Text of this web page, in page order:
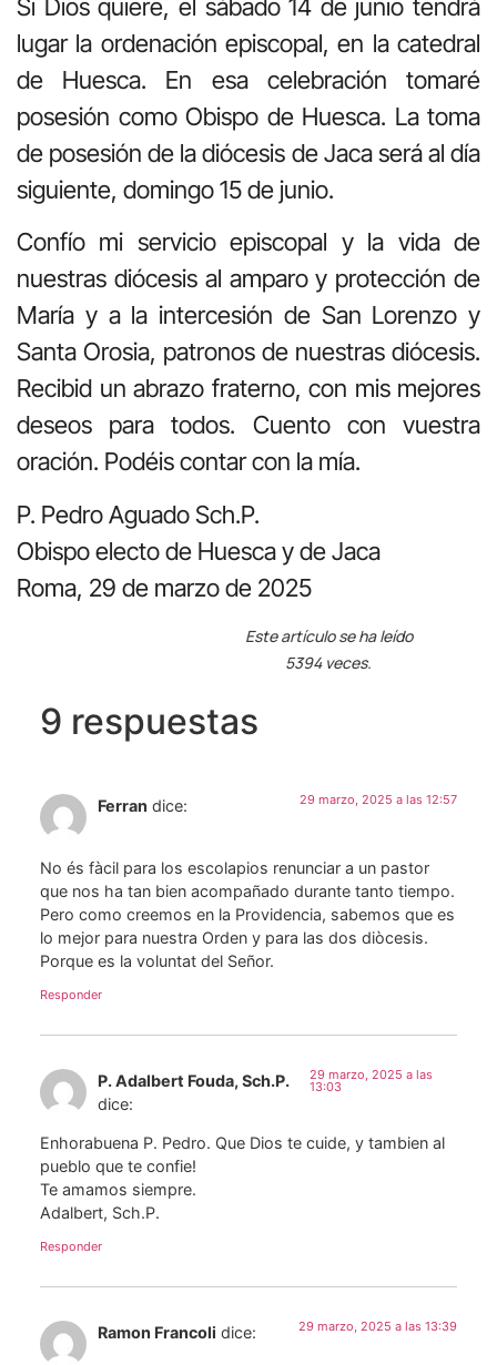
Si Dios quiere, el sábado 14 de junio tendrá
lugar la ordenación episcopal, en la catedral
de Huesca. En esa celebración tomaré
posesión como Obispo de Huesca. La toma
de posesión de la diócesis de Jaca será al día
siguiente, domingo 15 de junio.
Confío mi servicio episcopal y la vida de
nuestras diócesis al amparo y protección de
María y a la intercesión de San Lorenzo y
Santa Orosia, patronos de nuestras diócesis.
Recibid un abrazo fraterno, con mis mejores
deseos para todos. Cuento con vuestra
oración. Podéis contar con la mía.
P. Pedro Aguado Sch.P.
Obispo electo de Huesca y de Jaca
Roma, 29 de marzo de 2025
Este artículo se ha leído
5394 veces.
9 respuestas
Ferran dice: 29 marzo, 2025 a las 12:57
No és fàcil para los escolapios renunciar a un pastor
que nos ha tan bien acompañado durante tanto tiempo.
Pero como creemos en la Providencia, sabemos que es
lo mejor para nuestra Orden y para las dos diòcesis.
Porque es la voluntat del Señor.
Responder
P. Adalbert Fouda, Sch.P.
dice:
29 marzo, 2025 a las
13:03
Enhorabuena P. Pedro. Que Dios te cuide, y tambien al
pueblo que te confie!
Te amamos siempre.
Adalbert, Sch.P.
Responder
Ramon Francoli dice: 29 marzo, 2025 a las 13:39